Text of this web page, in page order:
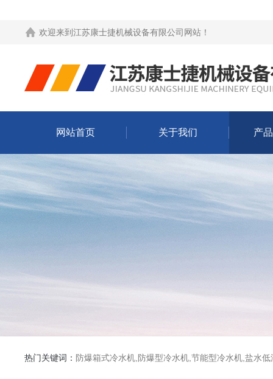
欢迎来到 江苏康士捷机械设备有限公司网站 ！
网站首页 关于我们 产
热门关键词： 防爆箱式冷水机,防爆型冷水机,节能型冷水机,盐水低